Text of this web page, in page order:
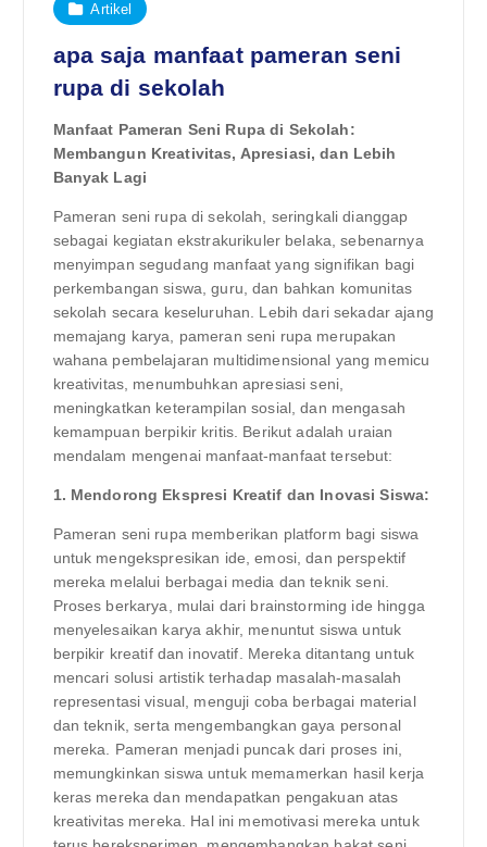
Artikel
apa saja manfaat pameran seni
rupa di sekolah
Manfaat Pameran Seni Rupa di Sekolah:
Membangun Kreativitas, Apresiasi, dan Lebih
Banyak Lagi
Pameran seni rupa di sekolah, seringkali dianggap
sebagai kegiatan ekstrakurikuler belaka, sebenarnya
menyimpan segudang manfaat yang signifikan bagi
perkembangan siswa, guru, dan bahkan komunitas
sekolah secara keseluruhan. Lebih dari sekadar ajang
memajang karya, pameran seni rupa merupakan
wahana pembelajaran multidimensional yang memicu
kreativitas, menumbuhkan apresiasi seni,
meningkatkan keterampilan sosial, dan mengasah
kemampuan berpikir kritis. Berikut adalah uraian
mendalam mengenai manfaat-manfaat tersebut:
1. Mendorong Ekspresi Kreatif dan Inovasi Siswa:
Pameran seni rupa memberikan platform bagi siswa
untuk mengekspresikan ide, emosi, dan perspektif
mereka melalui berbagai media dan teknik seni.
Proses berkarya, mulai dari brainstorming ide hingga
menyelesaikan karya akhir, menuntut siswa untuk
berpikir kreatif dan inovatif. Mereka ditantang untuk
mencari solusi artistik terhadap masalah-masalah
representasi visual, menguji coba berbagai material
dan teknik, serta mengembangkan gaya personal
mereka. Pameran menjadi puncak dari proses ini,
memungkinkan siswa untuk memamerkan hasil kerja
keras mereka dan mendapatkan pengakuan atas
kreativitas mereka. Hal ini memotivasi mereka untuk